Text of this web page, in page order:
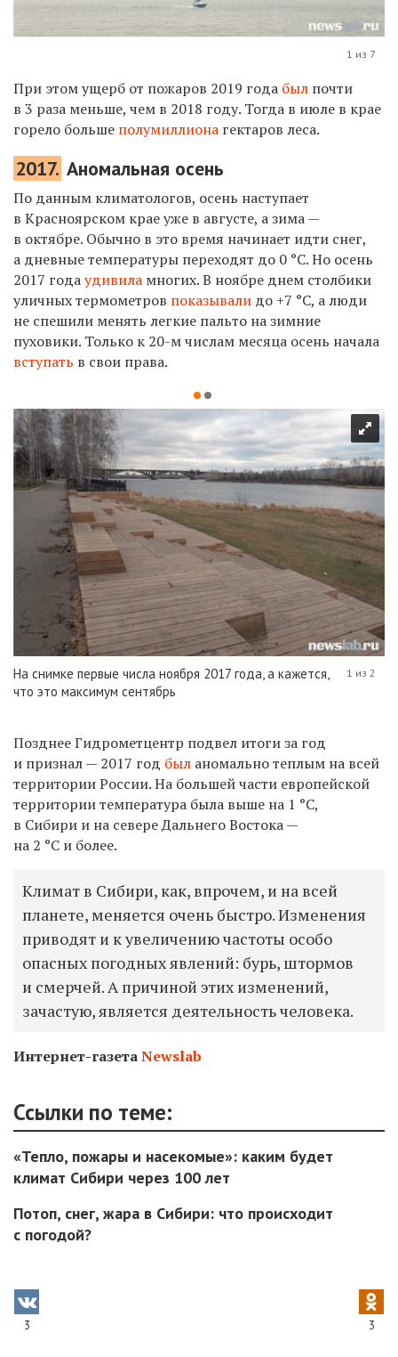
1 из 7
При этом ущерб от пожаров 2019 года был почти
в 3 раза меньше, чем в 2018 году. Тогда в июле в крае
горело больше полумиллиона гектаров леса.
2017. Аномальная осень
По данным климатологов, осень наступает
в Красноярском крае уже в августе, а зима —
в октябре. Обычно в это время начинает идти снег,
а дневные температуры переходят до 0 °С. Но осень
2017 годаудивила многих. В ноябре днем столбики
уличных термометров показывали до +7 °С, а люди
не спешили менять легкие пальто на зимние
пуховики. Только к 20-м числам месяца осень начала
вступать в свои права.
На снимке первые числа ноября 2017 года, а кажется,
что это максимум сентябрь
1 из 2
Позднее Гидрометцентр подвел итоги за год
и признал — 2017 год был аномально теплым на всей
территории России. На большей части европейской
территории температура была выше на 1 °C,
в Сибири и на севере Дальнего Востока —
на 2 °C и более.
Климат в Сибири, как, впрочем, и на всей
планете, меняется очень быстро. Изменения
приводят и к увеличению частоты особо
опасных погодных явлений: бурь, штормов
и смерчей. А причиной этих изменений,
зачастую, является деятельность человека.
Интернет-газетаNewslab
Ссылки по теме:
«Тепло, пожары и насекомые»: каким будет
климат Сибири через 100 лет
Потоп, снег, жара в Сибири: что происходит
с погодой?
3 3